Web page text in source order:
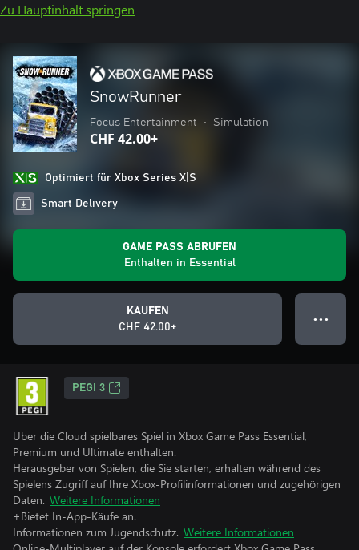
Zu Hauptinhalt springen
SnowRunner
Focus Entertainment • Simulation
CHF 42.00+
Optimiert für Xbox Series X|S
Smart Delivery
GAME PASS ABRUFEN
Enthalten in Essential
KAUFEN
CHF 42.00+
● ● ●
PEGI 3
Über die Cloud spielbares Spiel in Xbox Game Pass Essential,
Premium und Ultimate enthalten.
Herausgeber von Spielen, die Sie starten, erhalten während des
Spielens Zugriff auf Ihre Xbox-Profilinformationen und zugehörigen
Daten. Weitere Informationen
+Bietet In-App-Käufe an.
Informationen zum Jugendschutz. Weitere Informationen